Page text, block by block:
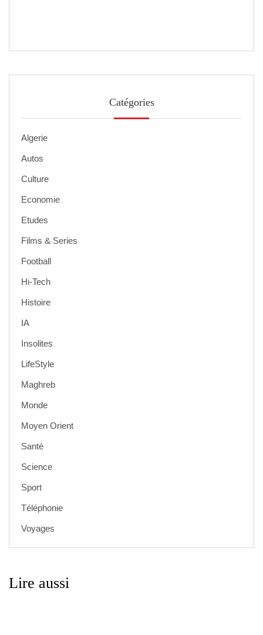
Catégories
Algerie
Autos
Culture
Economie
Etudes
Films & Series
Football
Hi-Tech
Histoire
IA
Insolites
LifeStyle
Maghreb
Monde
Moyen Orient
Santé
Science
Sport
Téléphonie
Voyages
Lire aussi